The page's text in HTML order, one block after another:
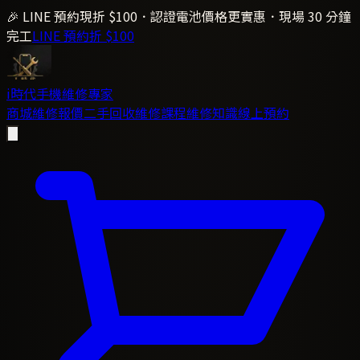
🎉 LINE 預約現折 $100．認證電池價格更實惠．現場 30 分鐘
完工LINE 預約折 $100
i時代手機維修專家
商城維修報價二手回收維修課程維修知識線上預約